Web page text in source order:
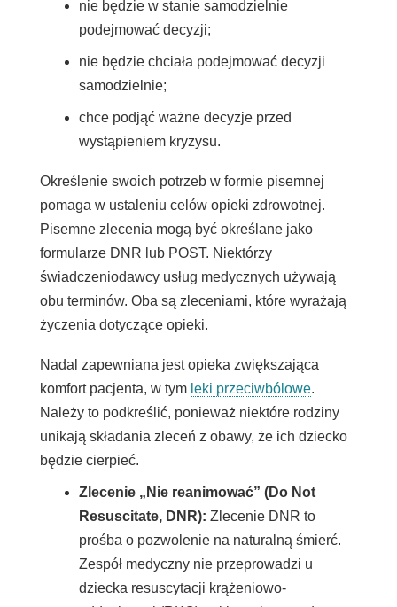
nie będzie w stanie samodzielnie
podejmować decyzji;
nie będzie chciała podejmować decyzji
samodzielnie;
chce podjąć ważne decyzje przed
wystąpieniem kryzysu.
Określenie swoich potrzeb w formie pisemnej
pomaga w ustaleniu celów opieki zdrowotnej.
Pisemne zlecenia mogą być określane jako
formularze DNR lub POST. Niektórzy
świadczeniodawcy usług medycznych używają
obu terminów. Oba są zleceniami, które wyrażają
życzenia dotyczące opieki.
Nadal zapewniana jest opieka zwiększająca
komfort pacjenta, w tym leki przeciwbólowe.
Należy to podkreślić, ponieważ niektóre rodziny
unikają składania zleceń z obawy, że ich dziecko
będzie cierpieć.
Zlecenie „Nie reanimować” (Do Not
Resuscitate, DNR): Zlecenie DNR to
prośba o pozwolenie na naturalną śmierć.
Zespół medyczny nie przeprowadzi u
dziecka resuscytacji krążeniowo-